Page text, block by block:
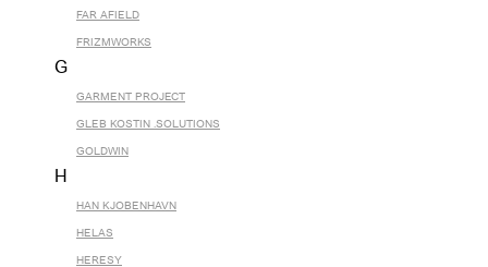
FAR AFIELD
FRIZMWORKS
G
GARMENT PROJECT
GLEB KOSTIN .SOLUTIONS
GOLDWIN
H
HAN KJOBENHAVN
HELAS
HERESY